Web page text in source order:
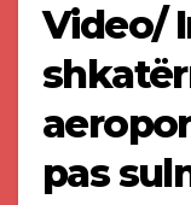
Video/
pas